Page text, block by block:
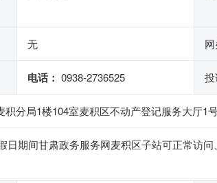
无
电话： 0938-2736525
分局1楼104室麦积区不动产登记服务大厅1号
日期间甘肃政务服务网麦积区子站可正常访